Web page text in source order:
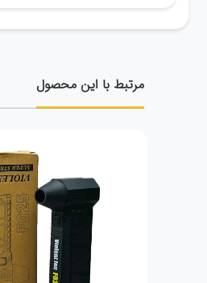
مرتبط با این محصول